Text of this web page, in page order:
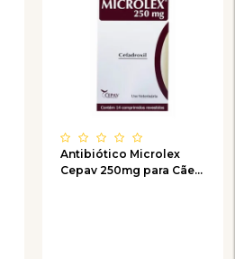
Antibiótico Microlex
Cepav 250mg para Cães